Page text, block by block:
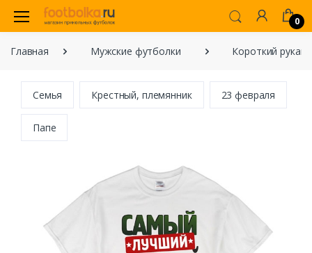
0
Главная Мужские футболки Короткий рукав
Семья Крестный, племянник 23 февраля
Папе